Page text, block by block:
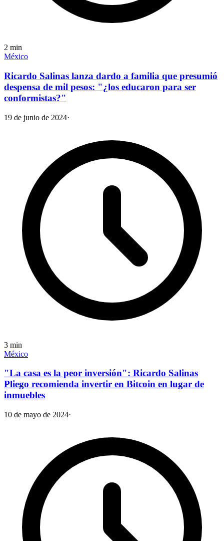
2 min
México
Ricardo Salinas lanza dardo a familia que presumió
despensa de mil pesos: "¿los educaron para ser
conformistas?"
19 de junio de 2024·
3 min
México
"La casa es la peor inversión": Ricardo Salinas
Pliego recomienda invertir en Bitcoin en lugar de
inmuebles
10 de mayo de 2024·